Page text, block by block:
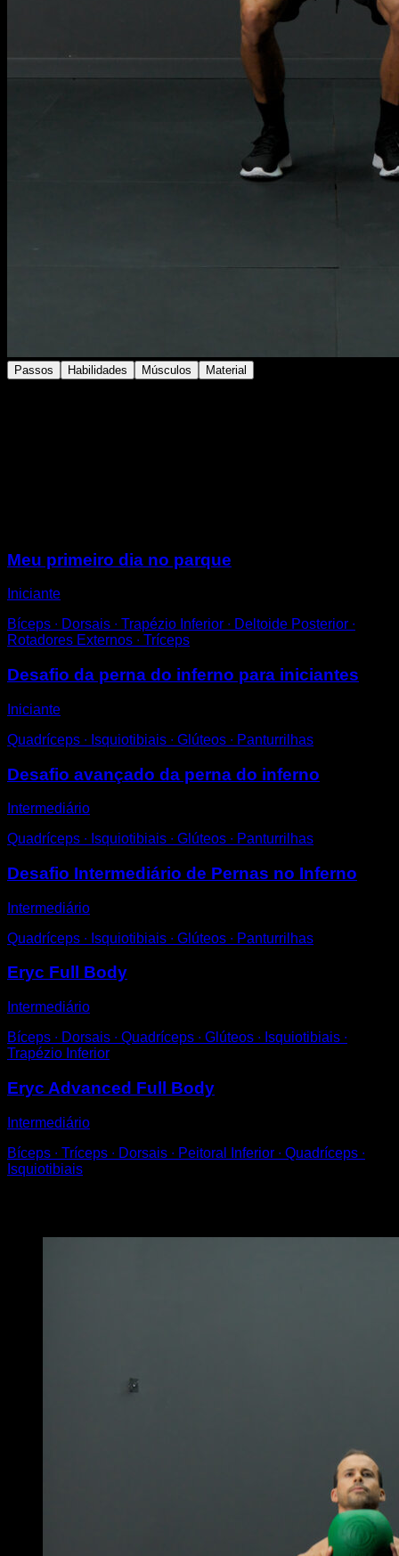
Passos Habilidades Músculos Material
Meu primeiro dia no parque
Iniciante
Bíceps ∙ Dorsais ∙ Trapézio Inferior ∙ Deltoide Posterior ∙
Rotadores Externos ∙ Tríceps
Desafio da perna do inferno para iniciantes
Iniciante
Quadríceps ∙ Isquiotibiais ∙ Glúteos ∙ Panturrilhas
Desafio avançado da perna do inferno
Intermediário
Quadríceps ∙ Isquiotibiais ∙ Glúteos ∙ Panturrilhas
Desafio Intermediário de Pernas no Inferno
Intermediário
Quadríceps ∙ Isquiotibiais ∙ Glúteos ∙ Panturrilhas
Eryc Full Body
Intermediário
Bíceps ∙ Dorsais ∙ Quadríceps ∙ Glúteos ∙ Isquiotibiais ∙
Trapézio Inferior
Eryc Advanced Full Body
Intermediário
Bíceps ∙ Tríceps ∙ Dorsais ∙ Peitoral Inferior ∙ Quadríceps ∙
Isquiotibiais